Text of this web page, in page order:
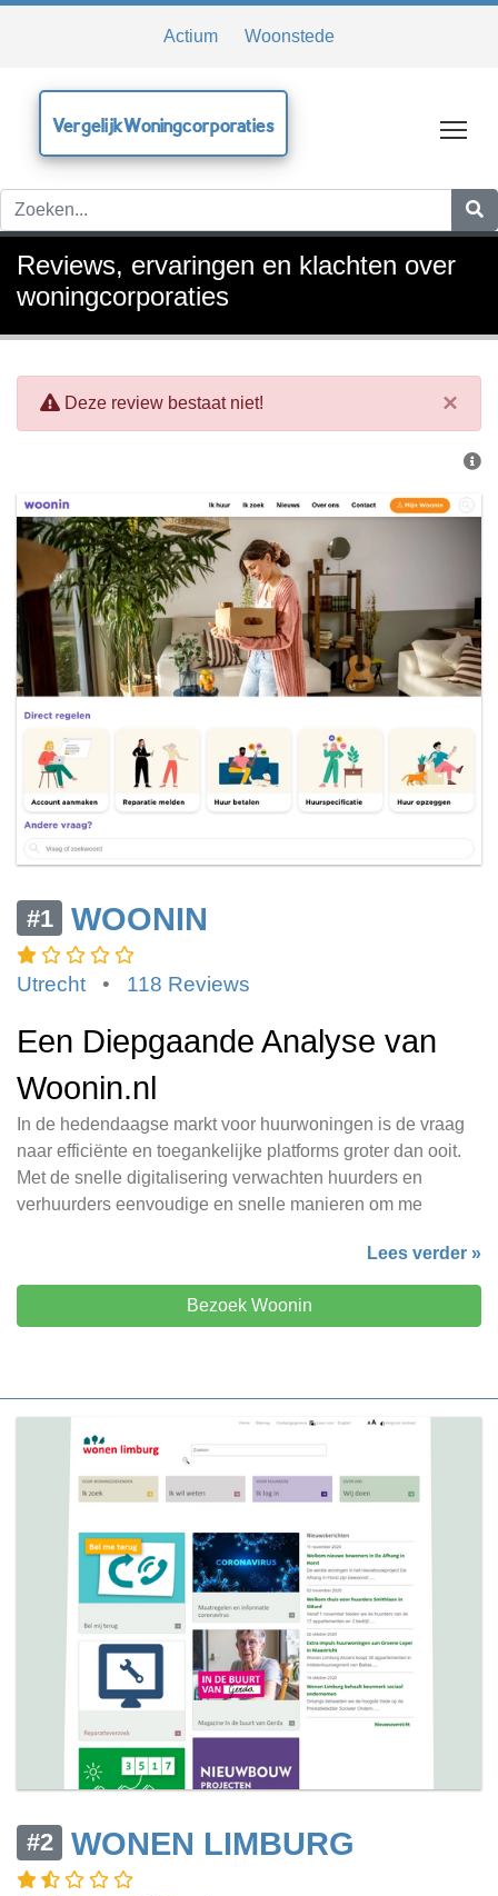
Actium Woonstede
VergelijkWoningcorporaties
Reviews, ervaringen en klachten over
woningcorporaties
×
Deze review bestaat niet!
#1 WOONIN
Utrecht • 118 Reviews
Een Diepgaande Analyse van
Woonin.nl
In de hedendaagse markt voor huurwoningen is de vraag
naar efficiënte en toegankelijke platforms groter dan ooit.
Met de snelle digitalisering verwachten huurders en
verhuurders eenvoudige en snelle manieren om me
Lees verder »
Bezoek Woonin
#2 WONEN LIMBURG